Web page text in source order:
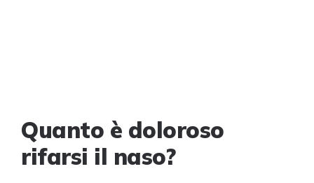
Quanto è doloroso
rifarsi il naso?